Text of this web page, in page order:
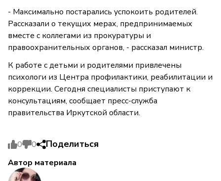
- Максимально постарались успокоить родителей.
Рассказали о текущих мерах, предпринимаемых
вместе с коллегами из прокуратуры и
правоохранительных органов, - рассказал министр.
К работе с детьми и родителями привлечены
психологи из Центра профилактики, реабилитации и
коррекции. Сегодня специалисты приступают к
консультациям, сообщает пресс-служба
правительства Иркутской области.
0 0 Поделиться
Автор материала